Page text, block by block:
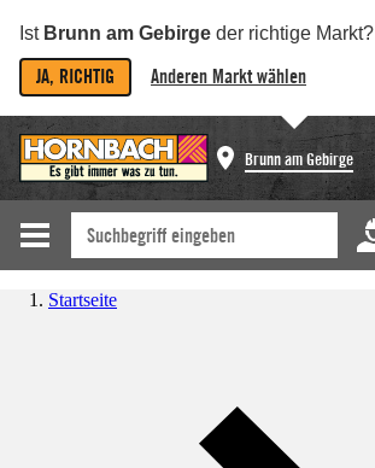
Ist Brunn am Gebirge der richtige Markt?
JA, RICHTIG Anderen Markt wählen
Brunn am Gebirge
Startseite